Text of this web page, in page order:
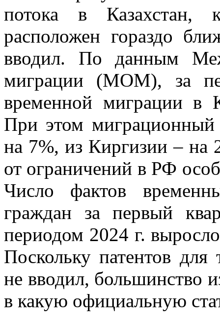
потока в Казахстан,
расположен гораздо
вводил. По данным
миграции (МОМ), за
временной миграции в
При этом миграционный
на 7%, из Киргизии – на
от ограничений в РФ
Число фактов
граждан за первый
периодом 2024 г.
Поскольку патентов для
не вводил, большинство
в какую официальную